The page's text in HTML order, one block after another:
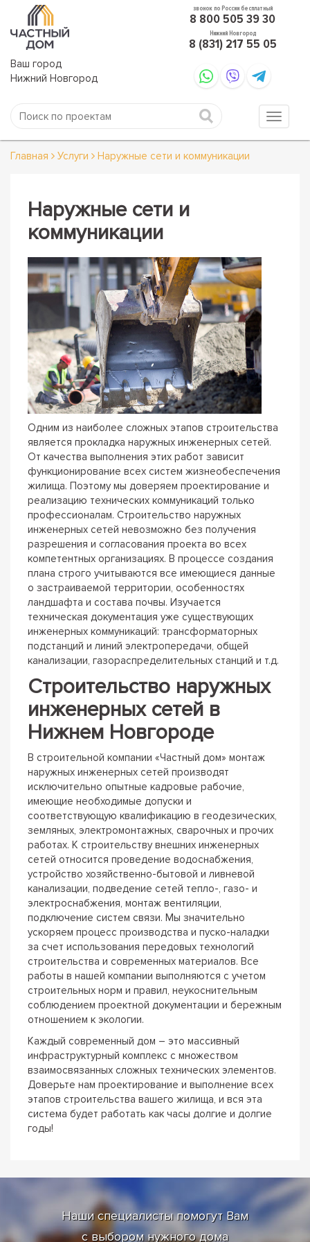
звонок по России бесплатный
8 800 505 39 30
Нижний Новгород
8 (831) 217 55 05
Ваш город
Нижний Новгород
Главная Услуги Наружные сети и коммуникации
Наружные сети и
коммуникации
Одним из наиболее сложных этапов строительства
является прокладка наружных инженерных сетей.
От качества выполнения этих работ зависит
функционирование всех систем жизнеобеспечения
жилища. Поэтому мы доверяем проектирование и
реализацию технических коммуникаций только
профессионалам. Строительство наружных
инженерных сетей невозможно без получения
разрешения и согласования проекта во всех
компетентных организациях. В процессе создания
плана строго учитываются все имеющиеся данные
о застраиваемой территории, особенностях
ландшафта и состава почвы. Изучается
техническая документация уже существующих
инженерных коммуникаций: трансформаторных
подстанций и линий электропередачи, общей
канализации, газораспределительных станций и т.д.
Строительство наружных
инженерных сетей в
Нижнем Новгороде
В строительной компании «Частный дом» монтаж
наружных инженерных сетей производят
исключительно опытные кадровые рабочие,
имеющие необходимые допуски и
соответствующую квалификацию в геодезических,
земляных, электромонтажных, сварочных и прочих
работах. К строительству внешних инженерных
сетей относится проведение водоснабжения,
устройство хозяйственно-бытовой и ливневой
канализации, подведение сетей тепло-, газо- и
электроснабжения, монтаж вентиляции,
подключение систем связи. Мы значительно
ускоряем процесс производства и пуско-наладки
за счет использования передовых технологий
строительства и современных материалов. Все
работы в нашей компании выполняются с учетом
строительных норм и правил, неукоснительным
соблюдением проектной документации и бережным
отношением к экологии.
Каждый современный дом – это массивный
инфраструктурный комплекс с множеством
взаимосвязанных сложных технических элементов.
Доверьте нам проектирование и выполнение всех
этапов строительства вашего жилища, и вся эта
система будет работать как часы долгие и долгие
годы!
Наши специалисты помогут Вам
с выбором нужного дома